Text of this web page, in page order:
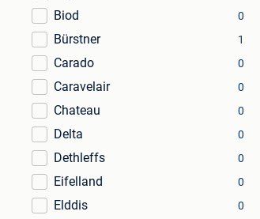
Biod 0
Bürstner 1
Carado 0
Caravelair 0
Chateau 0
Delta 0
Dethleffs 0
Eifelland 0
Elddis 0